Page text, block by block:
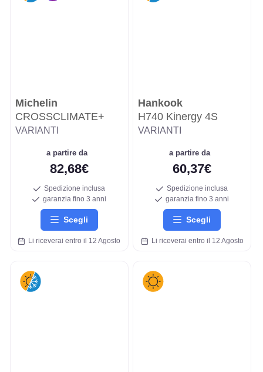
Michelin
CROSSCLIMATE+
VARIANTI
a partire da
82,68€
Spedizione inclusa
garanzia fino 3 anni
Scegli
Li riceverai entro il 12 Agosto
Hankook
H740 Kinergy 4S
VARIANTI
a partire da
60,37€
Spedizione inclusa
garanzia fino 3 anni
Scegli
Li riceverai entro il 12 Agosto